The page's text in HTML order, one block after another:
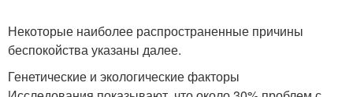
Некоторые наиболее распространенные причины
беспокойства указаны далее.
Генетические и экологические факторы